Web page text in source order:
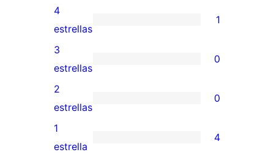
valoraciones
de
5
estrellas
1
valoración
de
4
estrellas
4
estrellas
1
0
valoraciones
de
3
estrellas
3
estrellas
0
0
valoraciones
de
2
estrellas
0
4
1
estrella
4